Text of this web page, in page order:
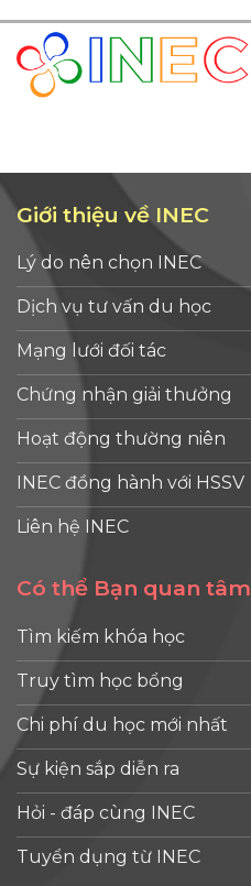
Giới thiệu về INEC
Lý do nên chọn INEC
Dịch vụ tư vấn du học
Mạng lưới đối tác
Chứng nhận giải thưởng
Hoạt động thường niên
INEC đồng hành với HSSV
Liên hệ INEC
Có thể Bạn quan tâm
Tìm kiếm khóa học
Truy tìm học bổng
Chi phí du học mới nhất
Sự kiện sắp diễn ra
Hỏi - đáp cùng INEC
Tuyển dụng từ INEC